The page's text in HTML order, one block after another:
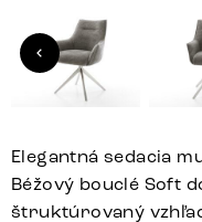
Elegantná sedacia
Béžový bouclé Soft
štruktúrovaný